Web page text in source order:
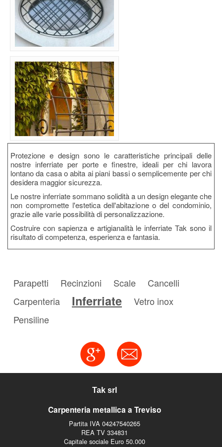
Protezione e design sono le caratteristiche principali delle
nostre inferriate per porte e finestre, ideali per chi lavora
lontano da casa o abita ai piani bassi o semplicemente per chi
desidera maggior sicurezza.
Le nostre inferriate sommano solidità a un design elegante che
non compromette l'estetica dell'abitazione o del condominio,
grazie alle varie possibilità di personalizzazione.
Costruire con sapienza e artigianalità le inferriate Tak sono il
risultato di competenza, esperienza e fantasia.
Parapetti Recinzioni Scale
Cancelli
Carpenteria
Inferriate
Vetro inox
Pensiline
Tak srl
Carpenteria metallica a Treviso
Partita IVA 04247540265
REA TV 334831
Capitale sociale Euro 50.000